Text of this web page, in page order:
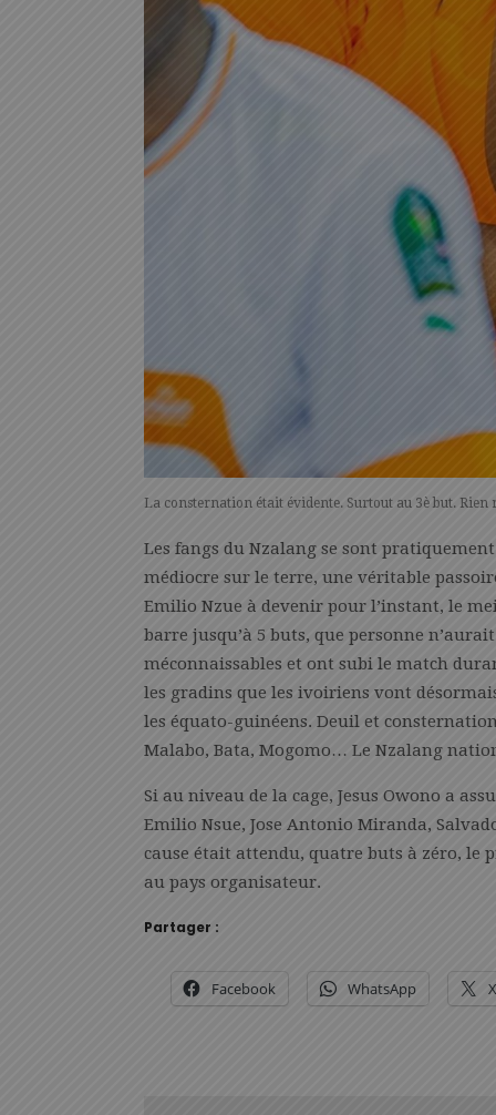
La consternation était évidente. Surtout au 3è but. Rien
Les fangs du Nzalang se sont
médiocre sur le terre, une véritable
Emilio Nzue à devenir pour l’instant, le
barre jusqu’à 5 buts, que personne
méconnaissables et ont subi le match
les gradins que les ivoiriens vont
les équato-guinéens. Deuil et
Malabo, Bata, Mogomo… Le Nzalang
Si au niveau de la cage, Jesus Owono a
Emilio Nsue, Jose Antonio Miranda,
cause était attendu, quatre buts à zéro, le
au pays organisateur.
Partager :
Facebook WhatsApp X